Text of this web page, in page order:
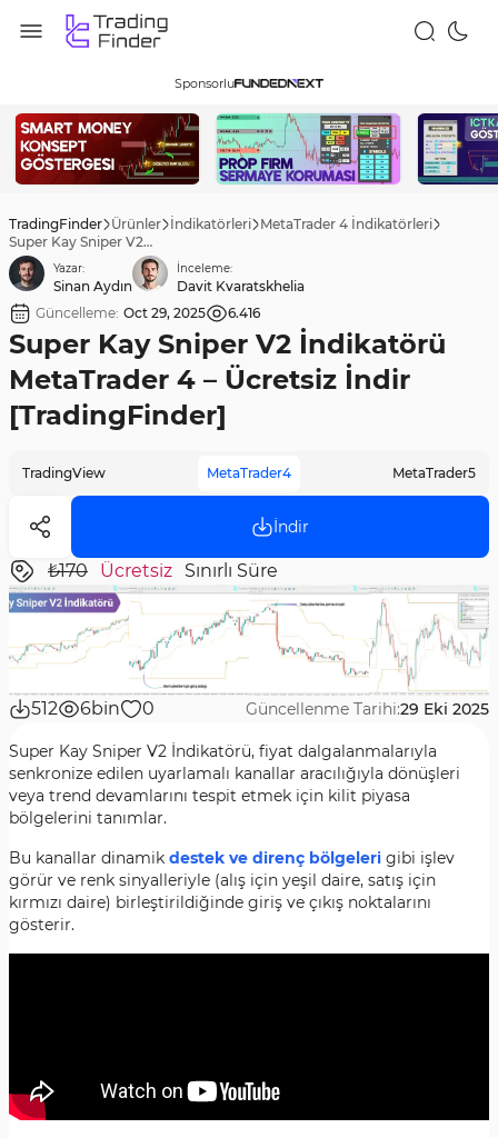
Sponsorlu
TradingFinder Ürünler İndikatörleri MetaTrader 4 İndikatörleri
Super Kay Sniper V2 İndikatörü MetaTrader 4 – Ücretsiz İndir [TradingFinder]
Yazar:
Sinan Aydın
İnceleme:
Davit Kvaratskhelia
Güncelleme: Oct 29, 2025 6.416
Super Kay Sniper V2 İndikatörü
MetaTrader 4 – Ücretsiz İndir
[TradingFinder]
TradingView MetaTrader4 MetaTrader5
İndir
₺170 Ücretsiz Sınırlı Süre
512 6bin 0 Güncellenme Tarihi:29 Eki 2025
Super Kay Sniper V2 İndikatörü, fiyat dalgalanmalarıyla
senkronize edilen uyarlamalı kanallar aracılığıyla dönüşleri
veya trend devamlarını tespit etmek için kilit piyasa
bölgelerini tanımlar.
Bu kanallar dinamik destek ve direnç bölgeleri gibi işlev
görür ve renk sinyalleriyle (alış için yeşil daire, satış için
kırmızı daire) birleştirildiğinde giriş ve çıkış noktalarını
gösterir.